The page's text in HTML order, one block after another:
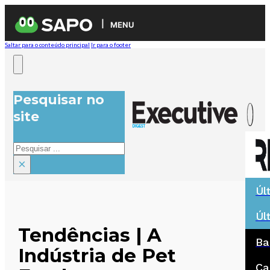
MENU
Saltar para o conteúdo principal Ir para o footer
Pesquisar no
site
Pesquisar
×
Tendências | A
Indústria de Pet